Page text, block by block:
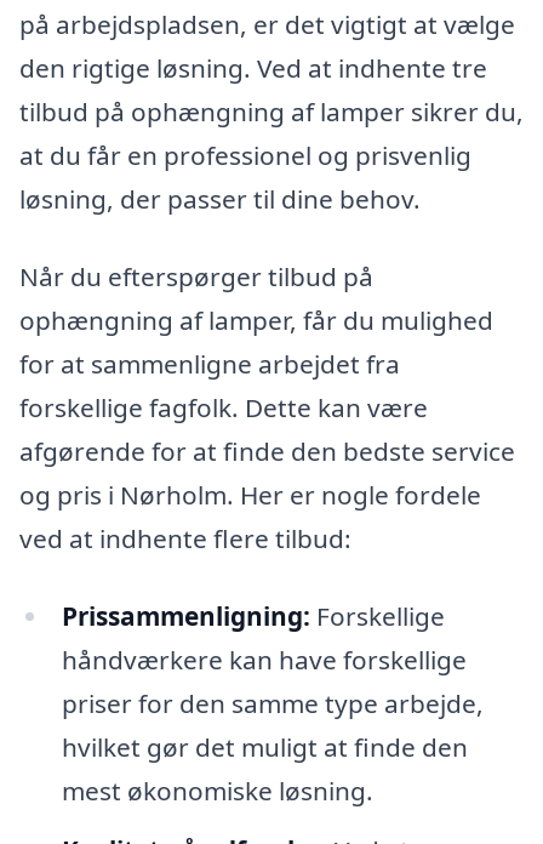
på arbejdspladsen, er det vigtigt at vælge
den rigtige løsning. Ved at indhente tre
tilbud på ophængning af lamper sikrer du,
at du får en professionel og prisvenlig
løsning, der passer til dine behov.
Når du efterspørger tilbud på
ophængning af lamper, får du mulighed
for at sammenligne arbejdet fra
forskellige fagfolk. Dette kan være
afgørende for at finde den bedste service
og pris i Nørholm. Her er nogle fordele
ved at indhente flere tilbud:
Prissammenligning: Forskellige
håndværkere kan have forskellige
priser for den samme type arbejde,
hvilket gør det muligt at finde den
mest økonomiske løsning.